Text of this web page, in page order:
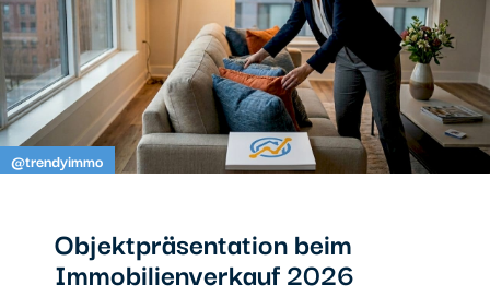
@trendyimmo
Objektpräsentation beim
Immobilienverkauf 2026